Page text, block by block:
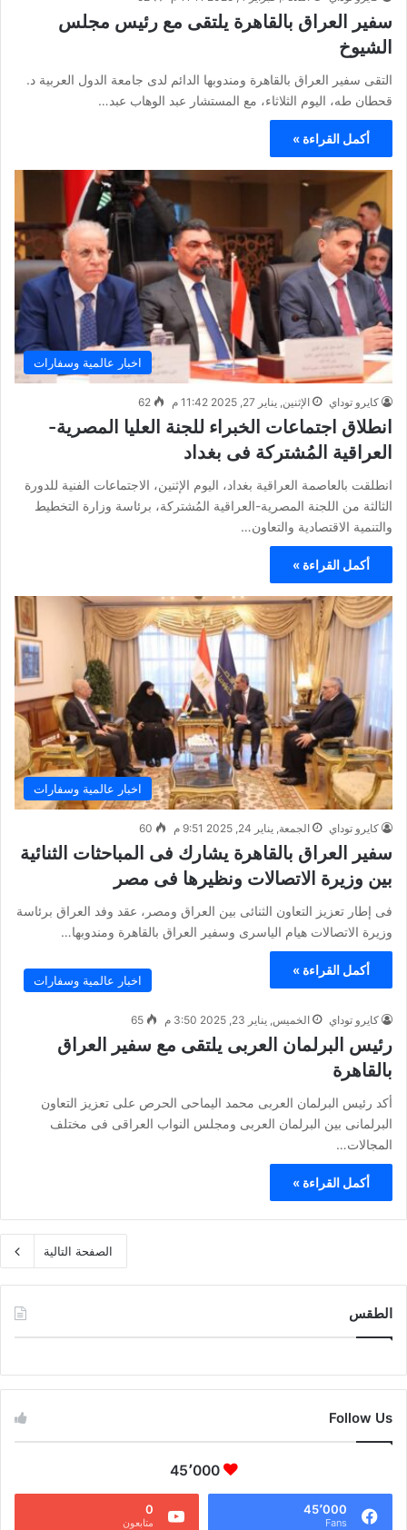
سفير العراق بالقاهرة يلتقى مع رئيس مجلس
الشيوخ
التقى سفير العراق بالقاهرة ومندوبها الدائم لدى جامعة الدول العربية د.
قحطان طه، اليوم الثلاثاء، مع المستشار عبد الوهاب عبد…
أكمل القراءة »
اخبار عالمية وسفارات
كايرو توداي الإثنين, يناير 27, 2025 11:42 م 62
انطلاق اجتماعات الخبراء للجنة العليا المصرية-
العراقية المُشتركة فى بغداد
انطلقت بالعاصمة العراقية بغداد، اليوم الإثنين، الاجتماعات الفنية للدورة
الثالثة من اللجنة المصرية-العراقية المُشتركة، برئاسة وزارة التخطيط
والتنمية الاقتصادية والتعاون…
أكمل القراءة »
اخبار عالمية وسفارات
كايرو توداي الجمعة, يناير 24, 2025 9:51 م 60
سفير العراق بالقاهرة يشارك فى المباحثات الثنائية
بين وزيرة الاتصالات ونظيرها فى مصر
فى إطار تعزيز التعاون الثنائى بين العراق ومصر، عقد وفد العراق برئاسة
وزيرة الاتصالات هيام الياسرى وسفير العراق بالقاهرة ومندوبها…
أكمل القراءة »
اخبار عالمية وسفارات
كايرو توداي الخميس, يناير 23, 2025 3:50 م 65
رئيس البرلمان العربى يلتقى مع سفير العراق
بالقاهرة
أكد رئيس البرلمان العربى محمد اليماحى الحرص على تعزيز التعاون
البرلمانى بين البرلمان العربى ومجلس النواب العراقى فى مختلف
المجالات…
أكمل القراءة »
الصفحة التالية
الطقس
Follow Us
45٬000
45٬000
Fans
0
متابعون